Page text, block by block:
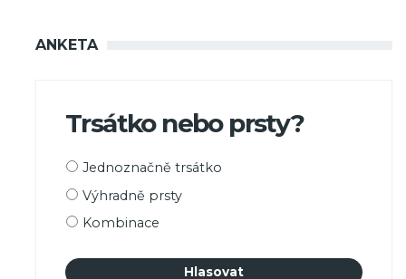
ANKETA
Trsátko nebo prsty?
Možnosti
Jednoznačně trsátko
Výhradně prsty
Kombinace